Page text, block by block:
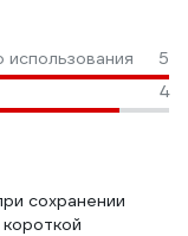
использования
5
4
сохранении